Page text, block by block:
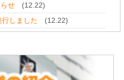
様のお知らせ
XP-3000』の販売を開始されま
2504/
様のお知らせ
業界最高レベルの探傷性能渦流ア
売を開始されました。
せ(12.22)
行しました (12.22)